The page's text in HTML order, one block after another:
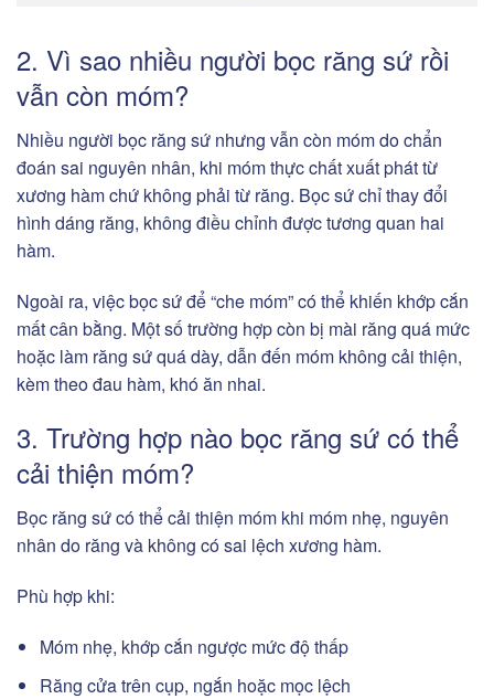
2. Vì sao nhiều người bọc răng sứ rồi
vẫn còn móm?
Nhiều người bọc răng sứ nhưng vẫn còn móm do chẩn
đoán sai nguyên nhân, khi móm thực chất xuất phát từ
xương hàm chứ không phải từ răng. Bọc sứ chỉ thay đổi
hình dáng răng, không điều chỉnh được tương quan hai
hàm.
Ngoài ra, việc bọc sứ để “che móm” có thể khiến khớp cắn
mất cân bằng. Một số trường hợp còn bị mài răng quá mức
hoặc làm răng sứ quá dày, dẫn đến móm không cải thiện,
kèm theo đau hàm, khó ăn nhai.
3. Trường hợp nào bọc răng sứ có thể
cải thiện móm?
Bọc răng sứ có thể cải thiện móm khi móm nhẹ, nguyên
nhân do răng và không có sai lệch xương hàm.
Phù hợp khi:
Móm nhẹ, khớp cắn ngược mức độ thấp
Răng cửa trên cụp, ngắn hoặc mọc lệch